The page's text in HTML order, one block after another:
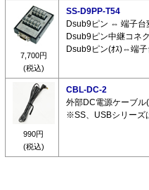
7,700円
(税込)
SS-D9PP-T54
Dsub9ピン ⇔ 端子台
Dsub9ピン中継コネ
Dsub9ピン(ｵｽ)⇔端
990円
(税込)
CBL-DC-2
外部DC電源ケーブ
※SS、USBシリーズ